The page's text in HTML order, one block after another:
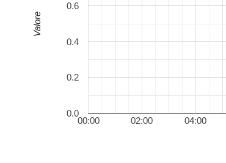
00:00 02:00 04:00
0.0
0.2
0.4
0.6
Valore